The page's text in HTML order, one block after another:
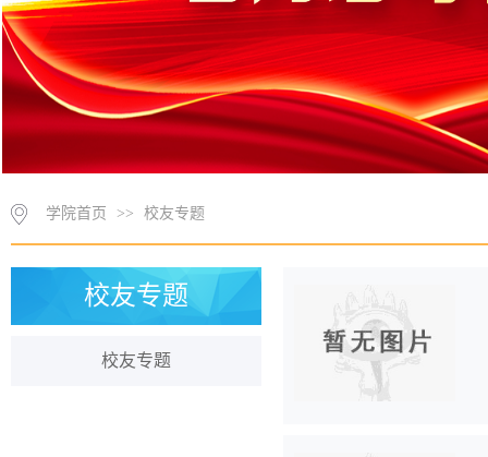
学院首页 >> 校友专题
校友专题
校友专题